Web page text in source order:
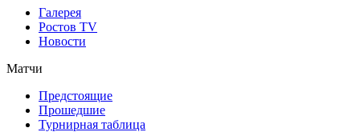
Галерея
Ростов TV
Новости
Матчи
Предстоящие
Прошедшие
Турнирная таблица